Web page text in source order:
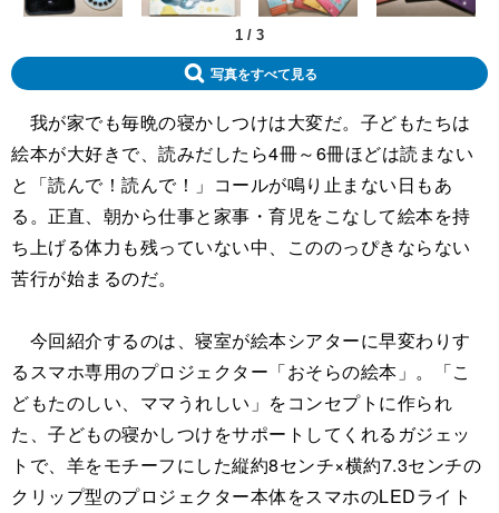
1 / 3
写真をすべて見る
我が家でも毎晩の寝かしつけは大変だ。子どもたちは
絵本が大好きで、読みだしたら4冊～6冊ほどは読まない
と「読んで！読んで！」コールが鳴り止まない日もあ
る。正直、朝から仕事と家事・育児をこなして絵本を持
ち上げる体力も残っていない中、こののっぴきならない
苦行が始まるのだ。
今回紹介するのは、寝室が絵本シアターに早変わりす
るスマホ専用のプロジェクター「おそらの絵本」。「こ
どもたのしい、ママうれしい」をコンセプトに作られ
た、子どもの寝かしつけをサポートしてくれるガジェッ
トで、羊をモチーフにした縦約8センチ×横約7.3センチの
クリップ型のプロジェクター本体をスマホのLEDライト